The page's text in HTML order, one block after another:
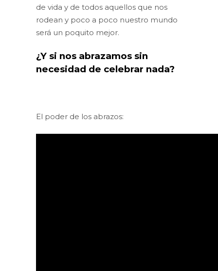
de vida y de todos aquellos que nos
rodean y poco a poco nuestro mundo
será un poquito mejor.
¿Y si nos abrazamos sin
necesidad de celebrar nada?
El poder de los abrazos: